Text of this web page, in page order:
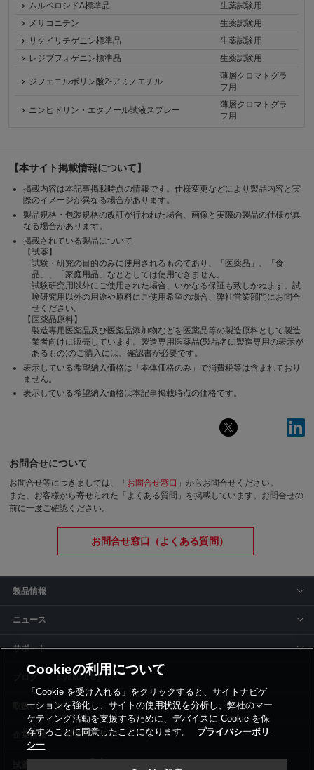
ムルベロシドA標準品
生薬試験用
メサコニチン
生薬試験用
リクイリチゲニン標準品
生薬試験用
レジブフォゲニン標準品
生薬試験用
ジフェニルボリン酸2-アミノエチル
薄層クロマトグラ
フ用
ニンヒドリン・エタノール試液スプレー
薄層クロマトグラ
フ用
【本サイト掲載情報について】
掲載内容は本記事掲載時点の情報です。仕様変更などにより製品内容と実
際のイメージが異なる場合があります。
製品規格・包装規格の改訂が行われた場合、画像と実際の製品の仕様が異
なる場合があります。
掲載されている製品について
【試薬】
試験・研究の目的のみに使用されるものであり、「医薬品」、「食
品」、「家庭用品」などとしては使用できません。
試験研究用以外にご使用された場合、いかなる保証も致しかねます。試
験研究用以外の用途や原料にご使用希望の場合、弊社営業部門にお問合
せください。
【医薬品原料】
製造専用医薬品及び医薬品添加物などを医薬品等の製造原料として製造
業者向けに販売しています。製造専用医薬品(製品名に製造専用の表示が
あるもの)のご購入には、確認書が必要です。
表示している希望納入価格は「本体価格のみ」で消費税等は含まれており
ません。
表示している希望納入価格は本記事掲載時点の価格です。
お問合せについて
お問合せ等につきましては、「 お問合せ窓口 」からお問合せください。
また、お客様から寄せられた「よくある質問」を掲載しています。お問合せの
前に一度ご確認ください。
お問合せ窓口（よくある質問）
製品情報
ニュース
サポート
siyaku-blog
取扱いメーカー
事業所一覧
Cookieの利用について
「Cookie を受け入れる」をクリックすると、サイトナビゲ
ーションを強化し、サイトの使用状況を分析し、弊社のマー
ケティング活動を支援するために、デバイスに Cookie を保
存することに同意したことになります。
プライバシーポリ
シー